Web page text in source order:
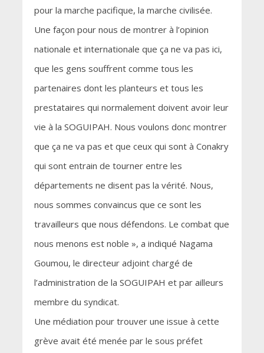
pour la marche pacifique, la marche civilisée.
Une façon pour nous de montrer à l’opinion
nationale et internationale que ça ne va pas ici,
que les gens souffrent comme tous les
partenaires dont les planteurs et tous les
prestataires qui normalement doivent avoir leur
vie à la SOGUIPAH. Nous voulons donc montrer
que ça ne va pas et que ceux qui sont à Conakry
qui sont entrain de tourner entre les
départements ne disent pas la vérité. Nous,
nous sommes convaincus que ce sont les
travailleurs que nous défendons. Le combat que
nous menons est noble », a indiqué Nagama
Goumou, le directeur adjoint chargé de
l’administration de la SOGUIPAH et par ailleurs
membre du syndicat.
Une médiation pour trouver une issue à cette
grève avait été menée par le sous préfet